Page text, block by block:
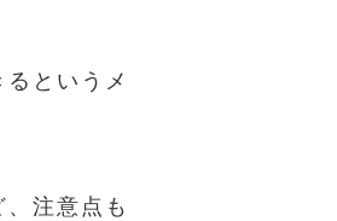
というメ
注意点も